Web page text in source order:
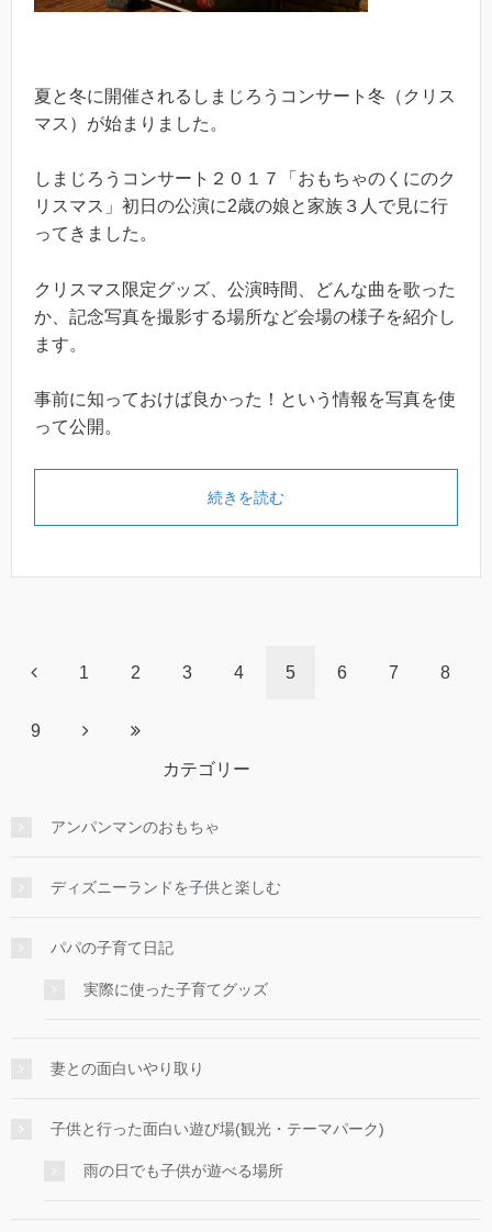
夏と冬に開催されるしまじろうコンサート冬（クリス
マス）が始まりました。
しまじろうコンサート２０１７「おもちゃのくにのク
リスマス」初日の公演に2歳の娘と家族３人で見に行
ってきました。
クリスマス限定グッズ、公演時間、どんな曲を歌った
か、記念写真を撮影する場所など会場の様子を紹介し
ます。
事前に知っておけば良かった！という情報を写真を使
って公開。
続きを読む
1 2 3 4 5 6 7 8
9
カテゴリー
アンパンマンのおもちゃ
ディズニーランドを子供と楽しむ
パパの子育て日記
実際に使った子育てグッズ
妻との面白いやり取り
子供と行った面白い遊び場(観光・テーマパーク)
雨の日でも子供が遊べる場所